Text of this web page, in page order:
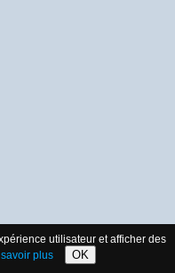
utilisateur et afficher des
savoir plus OK